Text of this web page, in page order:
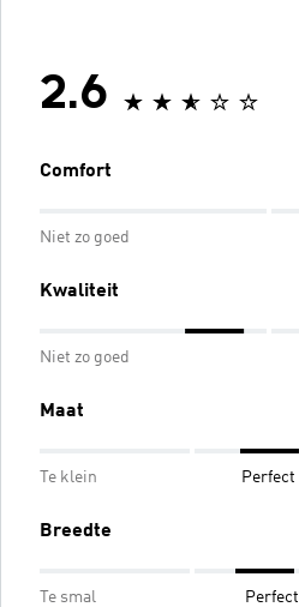
2.6
Comfort
Niet zo goed
Kwaliteit
Niet zo goed
Maat
Te klein Perfect
Breedte
Te smal Perfect